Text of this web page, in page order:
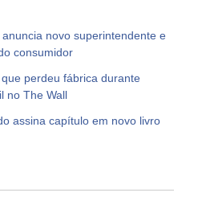
novo superintendente e
consumidor
perdeu fábrica durante
no The Wall
assina capítulo em novo livro